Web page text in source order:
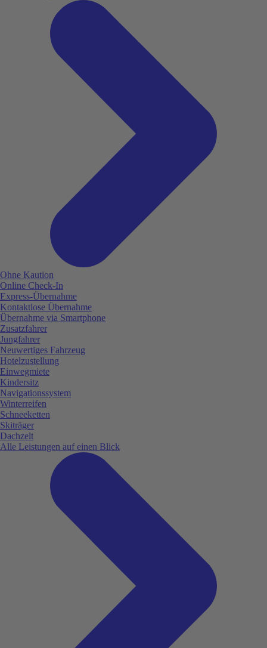
Ohne Kaution
Online Check-In
Express-Übernahme
Kontaktlose Übernahme
Übernahme via Smartphone
Zusatzfahrer
Jungfahrer
Neuwertiges Fahrzeug
Hotelzustellung
Einwegmiete
Kindersitz
Navigationssystem
Winterreifen
Schneeketten
Skiträger
Dachzelt
Alle Leistungen auf einen Blick